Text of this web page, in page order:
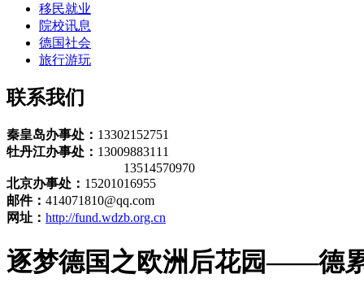
移民就业
院校讯息
德国社会
旅行游玩
联系我们
秦皇岛办事处： 13302152751
牡丹江办事处： 13009883111
13514570970
北京办事处： 15201016955
邮件： 414071810@qq.com
网址： http://fund.wdzb.org.cn
逐梦德国之欧洲后花园——德